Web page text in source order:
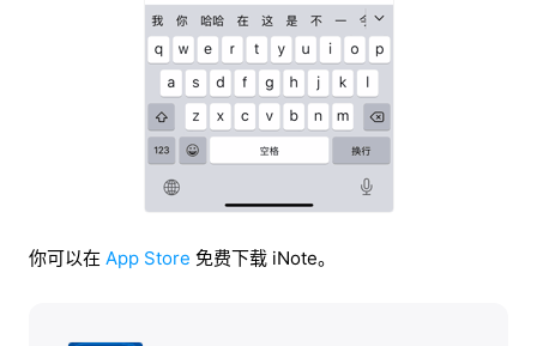
你可以在 App Store 免费下载 iNote。